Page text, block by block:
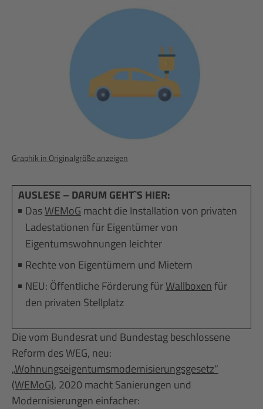
Graphik in Originalgröße anzeigen
AUSLESE – DARUM GEHT`S HIER:
DasWEMoG macht die Installation von privaten
Ladestationen für Eigentümer von
Eigentumswohnungen leichter
Rechte von Eigentümern und Mietern
NEU: Öffentliche Förderung fürWallboxenfür
den privaten Stellplatz
Die vom Bundesrat und Bundestag beschlossene
Reform des WEG, neu:
„Wohnungseigentumsmodernisierungsgesetz“
(WEMoG), 2020 macht Sanierungen und
Modernisierungen einfacher: